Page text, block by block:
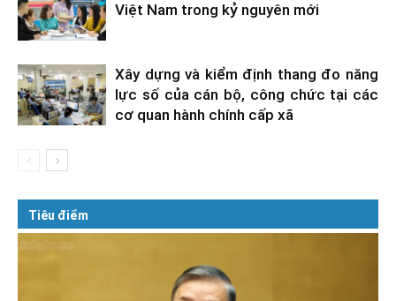
Việt Nam trong kỷ nguyên mới
Xây dựng và kiểm định thang đo năng
lực số của cán bộ, công chức tại các
cơ quan hành chính cấp xã
Tiêu điểm